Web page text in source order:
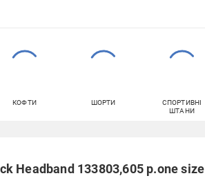
КОФТИ ШОРТИ
СПОРТИВНІ
ШТАНИ
Headband 133803,605 р.one size